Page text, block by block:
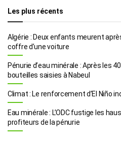
Les plus récents
Algérie : Deux enfants meurent
coffre d’une voiture
Pénurie d’eau minérale : Après les
bouteilles saisies à Nabeul
Climat : Le renforcement d’El Niño
Eau minérale : L’ODC fustige les
profiteurs de la pénurie